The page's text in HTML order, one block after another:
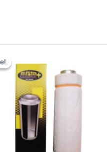
120,50 €.114,48 €.